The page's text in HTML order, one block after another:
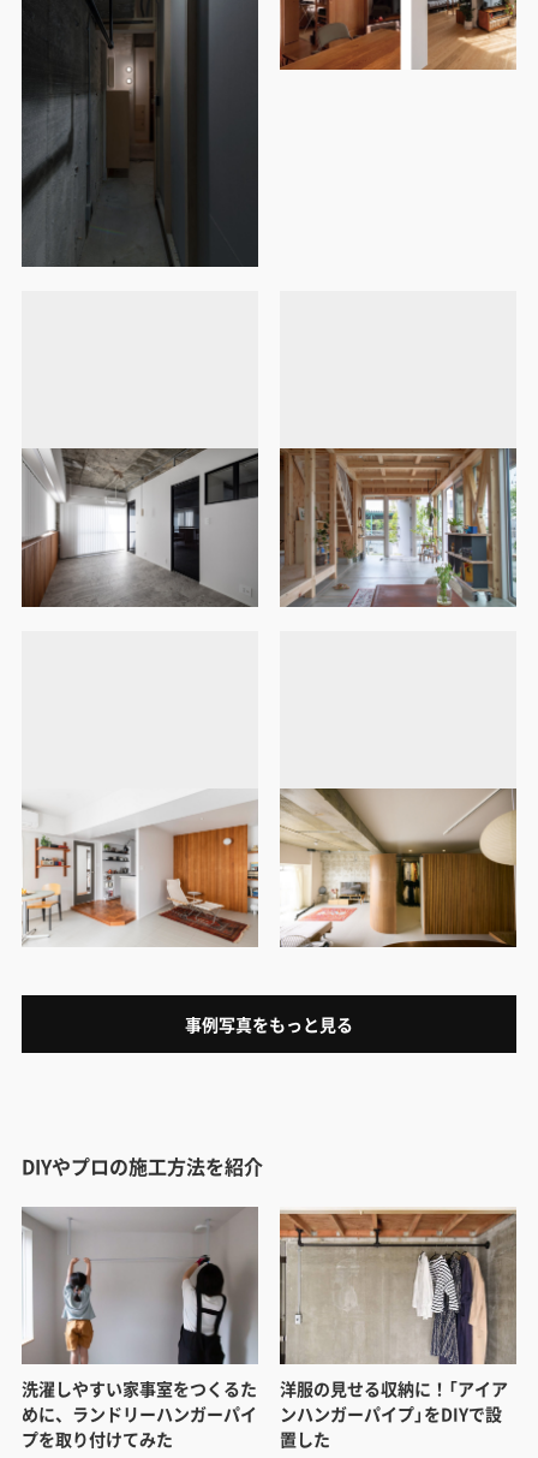
事例写真をもっと見る
DIYやプロの施工方法を紹介
洗濯しやすい家事室をつくるた
めに、ランドリーハンガーパイ
プを取り付けてみた
洋服の見せる収納に！「アイア
ンハンガーパイプ」をDIYで設
置した